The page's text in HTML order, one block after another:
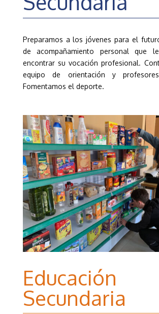
Preparamos a los jóvenes para el
de acompañamiento personal que
encontrar su vocación profesional.
equipo de orientación y
Fomentamos el deporte.
Educación
Secundaria